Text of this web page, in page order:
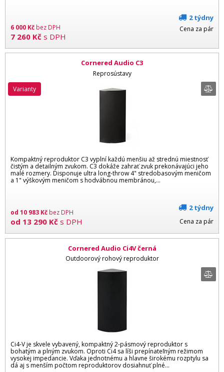
6 000 Kčbez DPH
7 260 Kč s DPH
2 týdny
Cena za pár
Cornered Audio C3
Reprosústavy
Kompaktný reproduktor C3 vyplní každú menšiu až strednú miestnosť
čistým a detailným zvukom. C3 dokáže zahrať zvuk prekonávajúci jeho
malé rozmery. Disponuje ultra long-throw 4" stredobasovým meničom
a 1" výškovým meničom s hodvábnou membránou,...
od 10 983 Kčbez DPH
od 13 290 Kč s DPH
varianty
2 týdny
Cena za pár
Cornered Audio Ci4V černá
Outdoorový rohový reproduktor
Ci4-V je skvele vybavený, kompaktný 2-pásmový reproduktor s
bohatým a plným zvukom. Oproti Ci4 sa líši prepínateľným režimom
vysokej impedancie. Vďaka jednotnému a hlavne širokému rozptylu sa
dá aj s menším počtom reproduktorov dosiahnuť plné...